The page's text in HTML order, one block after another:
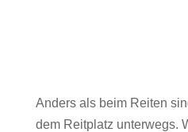
Anders als beim Reiten
dem Reitplatz unterwegs.